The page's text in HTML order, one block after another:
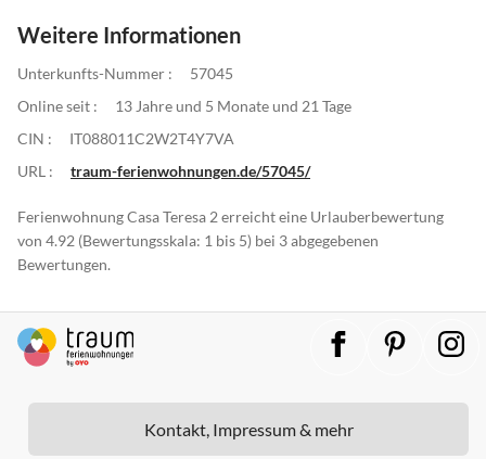
Weitere Informationen
Unterkunfts-Nummer :
57045
Online seit :
13 Jahre und 5 Monate und 21 Tage
CIN :
IT088011C2W2T4Y7VA
URL :
traum-ferienwohnungen.de/57045/
Ferienwohnung Casa Teresa 2 erreicht eine Urlauberbewertung
von 4.92 (Bewertungsskala: 1 bis 5) bei 3 abgegebenen
Bewertungen.
Kontakt, Impressum & mehr